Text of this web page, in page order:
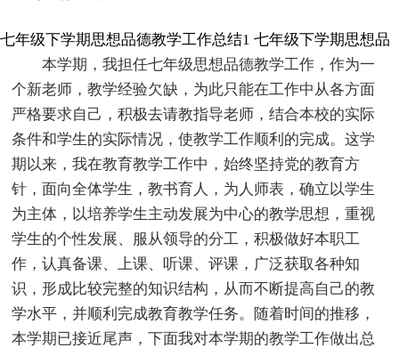
七年级下学期思想品德教学工作总结1
本学期，我担任七年级思想品德教学工作，作为一
个新老师，教学经验欠缺，为此只能在工作中从各方面
严格要求自己，积极去请教指导老师，结合本校的实际
条件和学生的实际情况，使教学工作顺利的完成。这学
期以来，我在教育教学工作中，始终坚持党的教育方
针，面向全体学生，教书育人，为人师表，确立以学生
为主体，以培养学生主动发展为中心的教学思想，重视
学生的个性发展、服从领导的分工，积极做好本职工
作，认真备课、上课、听课、评课，广泛获取各种知
识，形成比较完整的知识结构，从而不断提高自己的教
学水平，并顺利完成教育教学任务。随着时间的推移，
本学期已接近尾声，下面我对本学期的教学工作做出总
七年级下学期思想品